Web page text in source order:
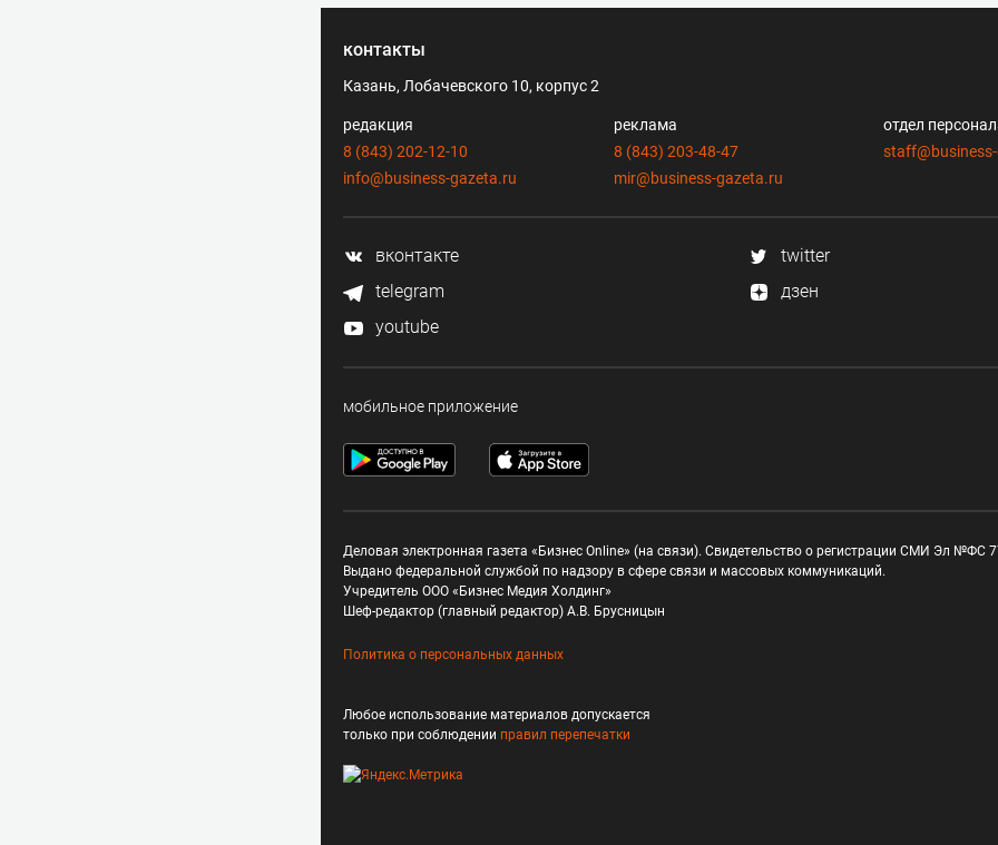
контакты
Казань, Лобачевского 10, корпус 2
редакция
8 (843) 202-12-10
info@business-gazeta.ru
реклама
8 (843) 203-48-47
mir@business-gazeta.ru
отдел
вконтакте
twitter
telegram
дзен
youtube
мобильное приложение
Деловая электронная газета «Бизнес Online» (на связи). Свидетельство о регистрации СМИ Эл №ФС
Выдано федеральной службой по надзору в сфере связи и массовых коммуникаций.
Учредитель ООО «Бизнес Медия Холдинг»
Шеф-редактор (главный редактор) А.В. Брусницын
Политика о персональных данных
Любое использование материалов допускается
только при соблюдении правил перепечатки